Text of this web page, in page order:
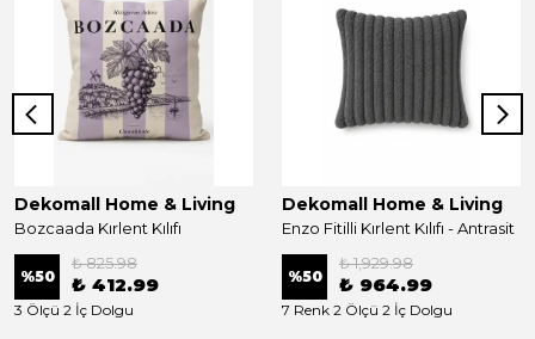
Dekomall Home & Living
Bozcaada Kırlent Kılıfı
%50
₺ 825.98
₺ 412.99
3 Ölçü 2 İç Dolgu
Dekomall Home & Living
Enzo Fitilli Kırlent Kılıfı - Antrasit
%50
₺ 1,929.98
₺ 964.99
7 Renk 2 Ölçü 2 İç Dolgu